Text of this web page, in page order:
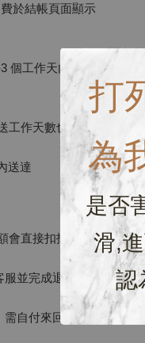
打
為
是否
滑,
認
於結帳頁面顯示
個工作天內送達 （依交
工作天數也不一樣 如有
送達
會直接扣抵訂單金額，不
並完成退貨作業，逾時
自付來回運費，並保持